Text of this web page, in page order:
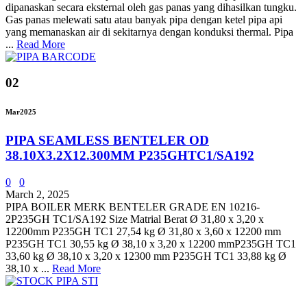
dipanaskan secara eksternal oleh gas panas yang dihasilkan tungku.
Gas panas melewati satu atau banyak pipa dengan ketel pipa api
yang memanaskan air di sekitarnya dengan konduksi thermal. Pipa
... Read More
02
Mar2025
PIPA SEAMLESS BENTELER OD
38.10X3.2X12.300MM P235GHTC1/SA192
0
0
March 2, 2025
PIPA BOILER MERK BENTELER GRADE EN 10216-
2P235GH TC1/SA192 Size Matrial Berat Ø 31,80 x 3,20 x
12200mm P235GH TC1 27,54 kg Ø 31,80 x 3,60 x 12200 mm
P235GH TC1 30,55 kg Ø 38,10 x 3,20 x 12200 mmP235GH TC1
33,60 kg Ø 38,10 x 3,20 x 12300 mm P235GH TC1 33,88 kg Ø
38,10 x ... Read More